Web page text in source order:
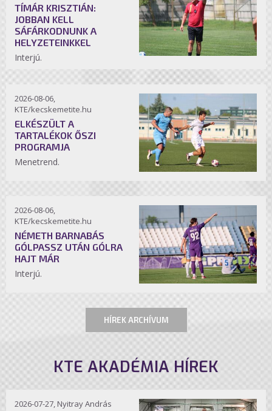
TÍMÁR KRISZTIÁN:
JOBBAN KELL
SÁFÁRKODNUNK A
HELYZETEINKKEL
Interjú.
2026-08-06,
KTE/kecskemetite.hu
ELKÉSZÜLT A
TARTALÉKOK ŐSZI
PROGRAMJA
Menetrend.
2026-08-06,
KTE/kecskemetite.hu
NÉMETH BARNABÁS
GÓLPASSZ UTÁN GÓLRA
HAJT MÁR
Interjú.
HÍREK ARCHÍVUM
KTE AKADÉMIA HÍREK
2026-07-27, Nyitray András